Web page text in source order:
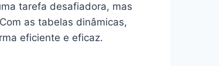
tarefa desafiadora, mas
as tabelas dinâmicas,
eficiente e eficaz.